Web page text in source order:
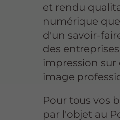
et rendu
numérique
d'un savoir-
des
impression
image
Pour tous vos
par l'objet au